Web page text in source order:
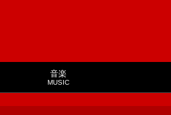
音楽
MUSIC